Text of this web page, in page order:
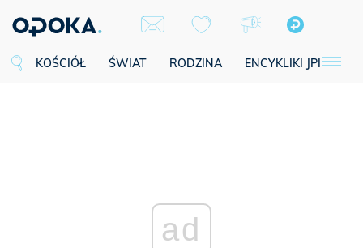
KOŚCIÓŁ ŚWIAT RODZINA ENCYKLIKI JPII
ad